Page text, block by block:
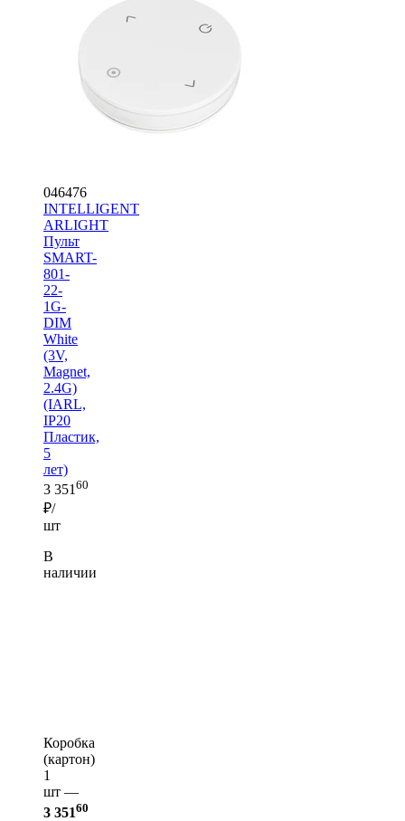
046476
INTELLIGENT
ARLIGHT
Пульт
SMART-
801-
22-
1G-
DIM
White
(3V,
Magnet,
2.4G)
(IARL,
IP20
Пластик,
5
лет)
3 351 60
₽/
шт
В
наличии
Коробка
(картон)
1
шт —
3 35160